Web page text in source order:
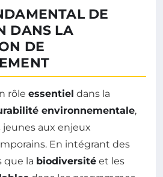
DE
DANS LA
DE
rôle essentiel dans la
environnementale,
aux enjeux
En intégrant des
que la biodiversité et les